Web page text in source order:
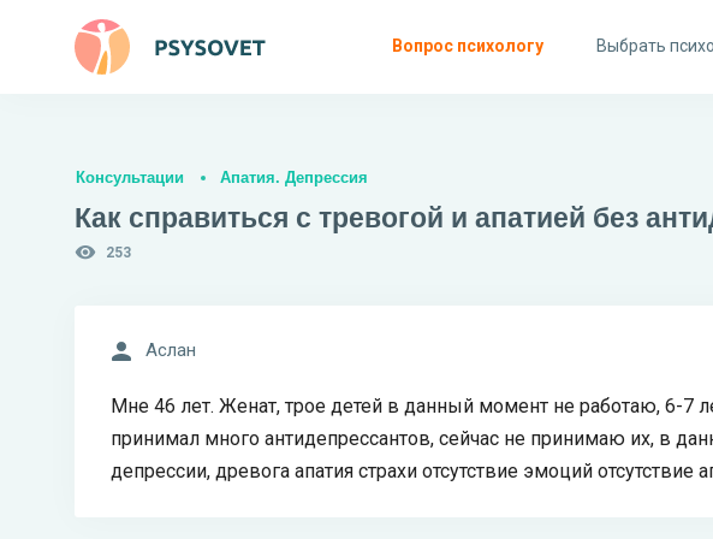
Вопрос психологу Выбрать
Консультации Апатия. Депрессия
Как справиться с тревогой и апатией без
253
Аслан
Мне 46 лет. Женат, трое детей в данный момент не работаю, 6-7
принимал много антидепрессантов, сейчас не принимаю их, в
депрессии, древога апатия страхи отсутствие эмоций отсутствие